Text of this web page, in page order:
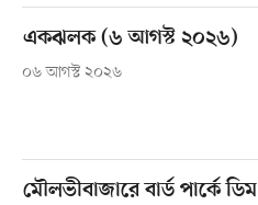
একঝলক (৬ আগস্ট ২০২৬)
০৬ আগস্ট ২০২৬
মৌলভীবাজারে বার্ড পার্কে ডিম